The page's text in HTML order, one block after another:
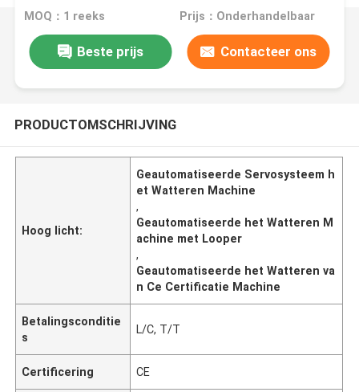
MOQ：1 reeks Prijs：Onderhandelbaar
Beste prijs Contacteer ons
PRODUCTOMSCHRIJVING
Hoog licht:
Geautomatiseerde Servosysteem h
et Watteren Machine
,
Geautomatiseerde het Watteren M
achine met Looper
,
Geautomatiseerde het Watteren va
n Ce Certificatie Machine
Betalingsconditie
s
L/C, T/T
Certificering CE